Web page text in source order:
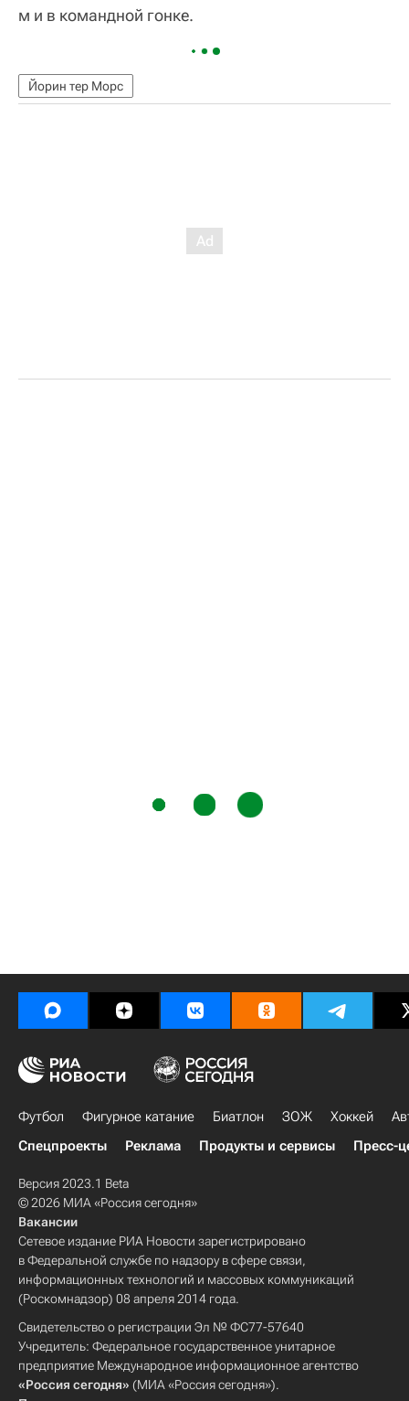
м и в командной гонке.
Йорин тер Морс
Футбол Фигурное катание Биатлон ЗОЖ Хоккей
Спецпроекты
Реклама Продукты и сервисы Пресс-
Версия 2023.1 Beta
© 2026 МИА «Россия сегодня»
Вакансии
Сетевое издание РИА Новости зарегистрировано
в Федеральной службе по надзору в сфере связи,
информационных технологий и массовых коммуникаций
(Роскомнадзор) 08 апреля 2014 года.
Свидетельство о регистрации Эл № ФС77-57640
Учредитель: Федеральное государственное унитарное
предприятие Международное информационное агентство
«Россия сегодня» (МИА «Россия сегодня»).